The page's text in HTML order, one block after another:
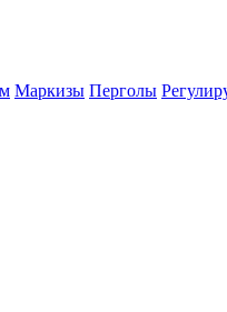
Маркизы Перголы